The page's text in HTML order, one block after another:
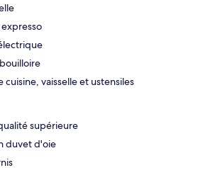
cuisine, vaisselle et ustensiles
supérieure
duvet d'oie